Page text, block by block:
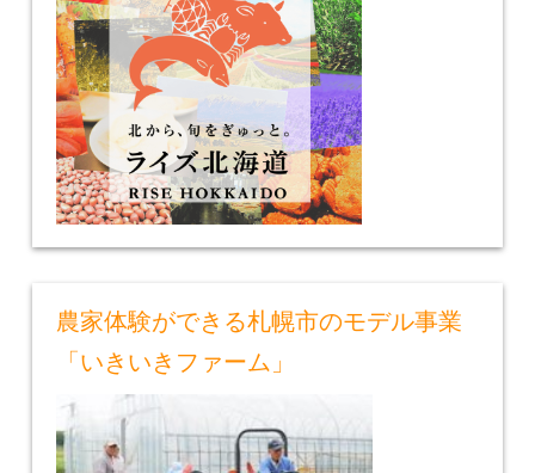
農家体験ができる札幌市のモデル事業
「いきいきファーム」